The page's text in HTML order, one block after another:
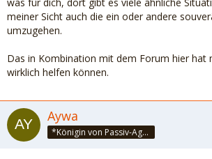
meiner Sicht auch die ein oder andere
umzugehen.
Das in Kombination mit dem Forum hier hat
wirklich helfen können.
Aywa
*Königin von Passiv-Aggressivistan*